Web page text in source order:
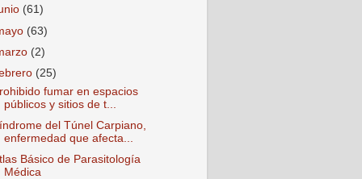
(61)
(63)
(2)
(25)
fumar en espacios
públicos y sitios de t...
del Túnel Carpiano,
enfermedad que afecta...
Básico de Parasitología
Médica